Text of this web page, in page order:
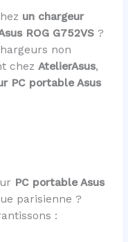
un chargeur
ROG G752VS?
non
chez AtelierAsus,
PC portable Asus
PC portable Asus
parisienne ?
: